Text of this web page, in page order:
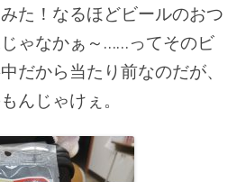
た！なるほどビールのおつ
ゃなかぁ～……ってそのビ
だから当たり前なのだが、
んじゃけぇ。